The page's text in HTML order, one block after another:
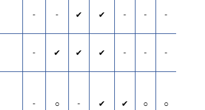
- - ✔ ✔ - - -
- ✔ ✔ ✔ - - -
- ○ - ✔ ✔ ○ ○